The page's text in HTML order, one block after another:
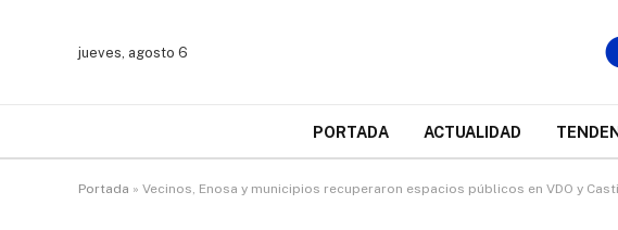
jueves, agosto 6
PORTADA ACTUALIDAD
Portada » Vecinos, Enosa y municipios recuperaron espacios públicos en VDO y